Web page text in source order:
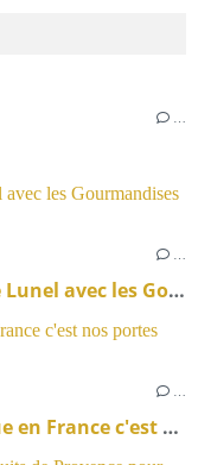
France Bleu Hérault au marché de Lunel avec les Gourmandises de Bénédicte
BiorgFresh la marque qui débarque en France c'est nos portes monnaies qui seront contents